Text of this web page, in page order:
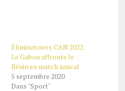
Éliminatoires CAN 2022:
Le Gabon affronte le
Bénin en match amical
5 septembre 2020
Dans "Sport"